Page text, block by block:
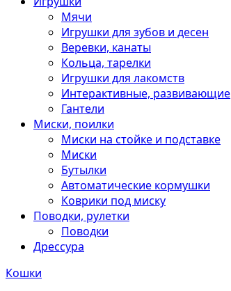
Мячи
Игрушки для зубов и десен
Веревки, канаты
Кольца, тарелки
Игрушки для лакомств
Интерактивные, развивающие
Гантели
Миски, поилки
Миски на стойке и подставке
Миски
Бутылки
Автоматические кормушки
Коврики под миску
Поводки, рулетки
Поводки
Дрессура
Кошки